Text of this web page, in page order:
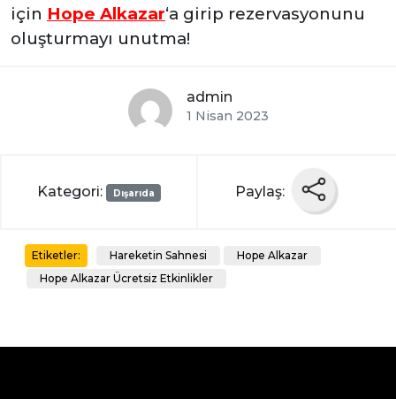
için Hope Alkazar‘a girip rezervasyonunu
oluşturmayı unutma!
admin
1 Nisan 2023
Kategori: Dışarıda Paylaş:
Etiketler: Hareketin Sahnesi
Hope Alkazar
Hope Alkazar Ücretsiz Etkinlikler